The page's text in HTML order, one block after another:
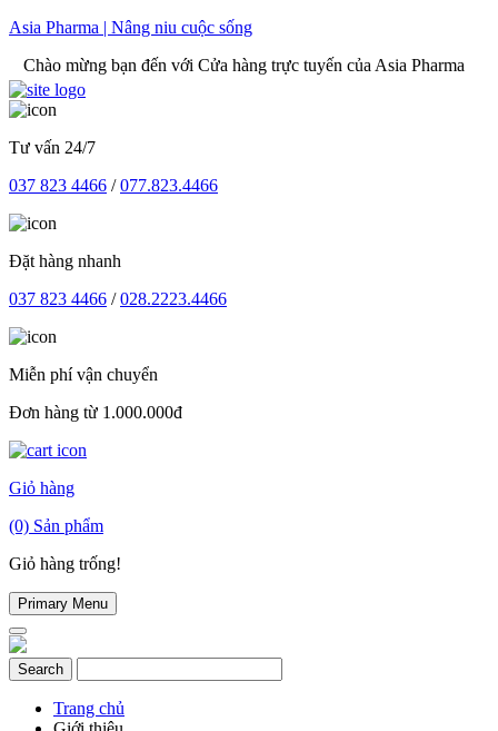
Skip
content
Asia Pharma | Nâng niu cuộc sống
mừng bạn đến với Cửa hàng trực tuyến của Asia Pharma
Tư vấn 24/7
037 823 4466 /077.823.4466
Đặt hàng nhanh
037 823 4466 /028.2223.4466
Miễn phí vận chuyển
Đơn hàng từ 1.000.000đ
Giỏ hàng
(0) Sản phẩm
Giỏ hàng trống!
Primary Menu
Trang chủ